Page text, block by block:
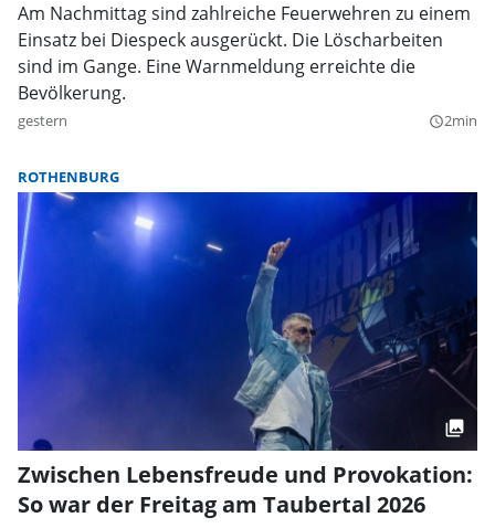
Am Nachmittag sind zahlreiche Feuerwehren zu einem
Einsatz bei Diespeck ausgerückt. Die Löscharbeiten
sind im Gange. Eine Warnmeldung erreichte die
Bevölkerung.
gestern query_builder2min
ROTHENBURG
Zwischen Lebensfreude und Provokation:
So war der Freitag am Taubertal 2026